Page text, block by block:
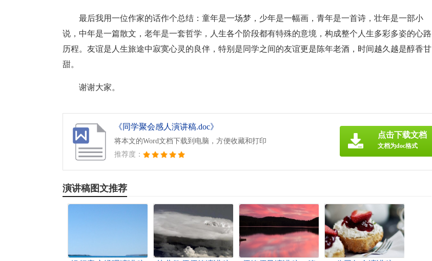
最后我用一位作家的话作个总结：童年是一场梦，少年是一幅画，青年是一首诗，壮年是一部小
说，中年是一篇散文，老年是一套哲学，人生各个阶段都有特殊的意境，构成整个人生多彩多姿的心路
历程。友谊是人生旅途中寂寞心灵的良伴，特别是同学之间的友谊更是陈年老酒，时间越久越是醇香甘
甜。
谢谢大家。
《同学聚会感人演讲稿.doc》
将本文的Word文档下载到电脑，方便收藏和打印
推荐度：
点击下载文档
文档为doc格式
演讲稿图文推荐